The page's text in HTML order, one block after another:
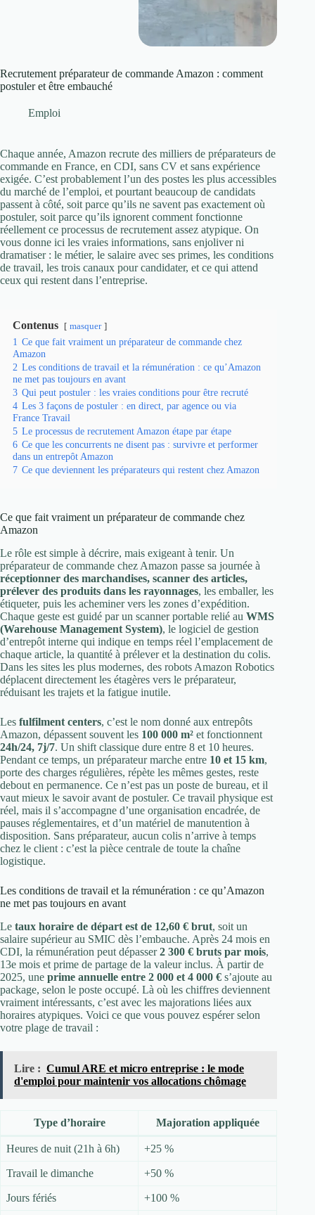
Recrutement préparateur de commande Amazon : comment
postuler et être embauché
Emploi
Chaque année, Amazon recrute des milliers de préparateurs de
commande en France, en CDI, sans CV et sans expérience
exigée. C’est probablement l’un des postes les plus accessibles
du marché de l’emploi, et pourtant beaucoup de candidats
passent à côté, soit parce qu’ils ne savent pas exactement où
postuler, soit parce qu’ils ignorent comment fonctionne
réellement ce processus de recrutement assez atypique. On
vous donne ici les vraies informations, sans enjoliver ni
dramatiser : le métier, le salaire avec ses primes, les conditions
de travail, les trois canaux pour candidater, et ce qui attend
ceux qui restent dans l’entreprise.
Contenus masquer
1 Ce que fait vraiment un préparateur de commande chez
Amazon
2 Les conditions de travail et la rémunération : ce qu’Amazon
ne met pas toujours en avant
3 Qui peut postuler : les vraies conditions pour être recruté
4 Les 3 façons de postuler : en direct, par agence ou via
France Travail
5 Le processus de recrutement Amazon étape par étape
6 Ce que les concurrents ne disent pas : survivre et performer
dans un entrepôt Amazon
7 Ce que deviennent les préparateurs qui restent chez Amazon
Ce que fait vraiment un préparateur de commande chez
Amazon
Le rôle est simple à décrire, mais exigeant à tenir. Un
préparateur de commande chez Amazon passe sa journée à
réceptionner des marchandises, scanner des articles,
prélever des produits dans les rayonnages, les emballer, les
étiqueter, puis les acheminer vers les zones d’expédition.
Chaque geste est guidé par un scanner portable relié au WMS
(Warehouse Management System), le logiciel de gestion
d’entrepôt interne qui indique en temps réel l’emplacement de
chaque article, la quantité à prélever et la destination du colis.
Dans les sites les plus modernes, des robots Amazon Robotics
déplacent directement les étagères vers le préparateur,
réduisant les trajets et la fatigue inutile.
Les fulfilment centers, c’est le nom donné aux entrepôts
Amazon, dépassent souvent les 100 000 m² et fonctionnent
24h/24, 7j/7. Un shift classique dure entre 8 et 10 heures.
Pendant ce temps, un préparateur marche entre 10 et 15 km,
porte des charges régulières, répète les mêmes gestes, reste
debout en permanence. Ce n’est pas un poste de bureau, et il
vaut mieux le savoir avant de postuler. Ce travail physique est
réel, mais il s’accompagne d’une organisation encadrée, de
pauses réglementaires, et d’un matériel de manutention à
disposition. Sans préparateur, aucun colis n’arrive à temps
chez le client : c’est la pièce centrale de toute la chaîne
logistique.
Les conditions de travail et la rémunération : ce qu’Amazon
ne met pas toujours en avant
Le taux horaire de départ est de 12,60 € brut, soit un
salaire supérieur au SMIC dès l’embauche. Après 24 mois en
CDI, la rémunération peut dépasser2 300 € bruts par mois,
13e mois et prime de partage de la valeur inclus. À partir de
2025, une prime annuelle entre 2 000 et 4 000 € s’ajoute au
package, selon le poste occupé. Là où les chiffres deviennent
vraiment intéressants, c’est avec les majorations liées aux
horaires atypiques. Voici ce que vous pouvez espérer selon
votre plage de travail :
Lire : Cumul ARE et micro entreprise : le mode
d'emploi pour maintenir vos allocations chômage
Type d’horaire Majoration appliquée
Heures de nuit (21h à 6h) +25 %
Travail le dimanche +50 %
Jours fériés +100 %